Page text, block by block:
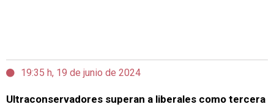
19:35 h, 19 de junio de 2024
Ultraconservadores superan a liberales como tercera